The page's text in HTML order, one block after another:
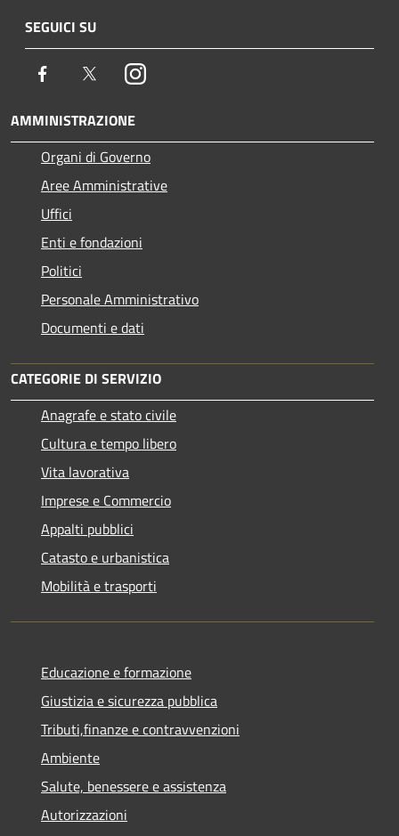
SEGUICI SU
Facebook TwitterInstagram
AMMINISTRAZIONE
Organi di Governo
Aree Amministrative
Uffici
Enti e fondazioni
Politici
Personale Amministrativo
Documenti e dati
CATEGORIE DI SERVIZIO
Anagrafe e stato civile
Cultura e tempo libero
Vita lavorativa
Imprese e Commercio
Appalti pubblici
Catasto e urbanistica
Mobilità e trasporti
Educazione e formazione
Giustizia e sicurezza pubblica
Tributi,finanze e contravvenzioni
Ambiente
Salute, benessere e assistenza
Autorizzazioni